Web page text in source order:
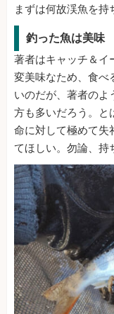
まずは何故渓魚を持
釣った魚は美味
著者はキャッチ＆イ
変美味なため、食べ
いのだが、著者のよ
方も多いだろう。と
命に対して極めて失
てほしい。勿論、持